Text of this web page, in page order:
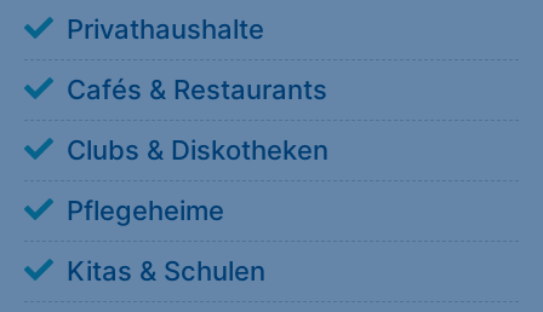
Privathaushalte
Cafés & Restaurants
Clubs & Diskotheken
Pflegeheime
Kitas & Schulen